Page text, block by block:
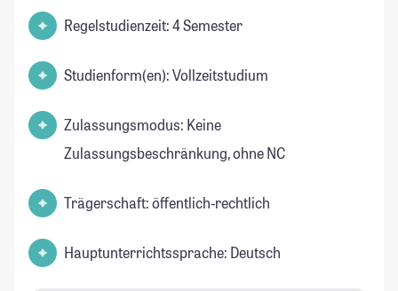
Regelstudienzeit: 4 Semester
Studienform(en): Vollzeitstudium
Zulassungsmodus: Keine
Zulassungsbeschränkung, ohne NC
Trägerschaft: öffentlich-rechtlich
Hauptunterrichtssprache: Deutsch